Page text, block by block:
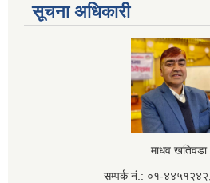
सूचना अधिकारी
माधव खतिवडा
सम्पर्क नं.: ०१-